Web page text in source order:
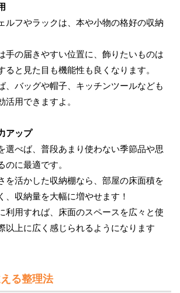
ルフやラックは、本や小物の格好の収納
手の届きやすい位置に、飾りたいものは
ると見た目も機能性も良くなります。
、バッグや帽子、キッチンツールなども
用できますよ。
アップ
選べば、普段あまり使わない季節品や思
に最適です。
を活かした収納棚なら、部屋の床面積を
、収納量を大幅に増やせます！
利用すれば、床面のスペースを広々と使
以上に広く感じられるようになります
る整理法